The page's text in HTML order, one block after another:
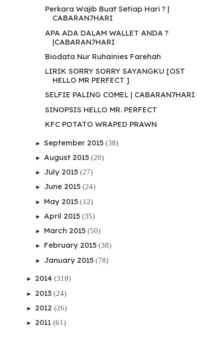
Perkara Wajib Buat Setiap Hari ? |
CABARAN7HARI
APA ADA DALAM WALLET ANDA ?
|CABARAN7HARI
Biodata Nur Ruhainies Farehah
LIRIK SORRY SORRY SAYANGKU [OST
HELLO MR PERFECT ]
SELFIE PALING COMEL | CABARAN7HARI
SINOPSIS HELLO MR. PERFECT
KFC POTATO WRAPED PRAWN
► September 2015 (38)
► August 2015 (20)
► July 2015 (27)
► June 2015 (24)
► May 2015 (12)
► April 2015 (35)
► March 2015 (50)
► February 2015 (38)
► January 2015 (78)
► 2014 (318)
► 2013 (24)
► 2012 (26)
► 2011 (61)